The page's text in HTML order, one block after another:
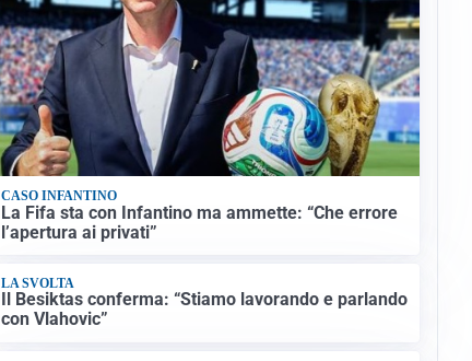
CASO INFANTINO
La Fifa sta con Infantino ma ammette: “Che errore
l’apertura ai privati”
LA SVOLTA
Il Besiktas conferma: “Stiamo lavorando e parlando
con Vlahovic”